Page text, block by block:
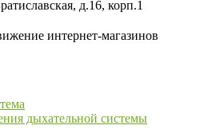
д.16, корп.1
интернет-магазинов
дыхательной системы